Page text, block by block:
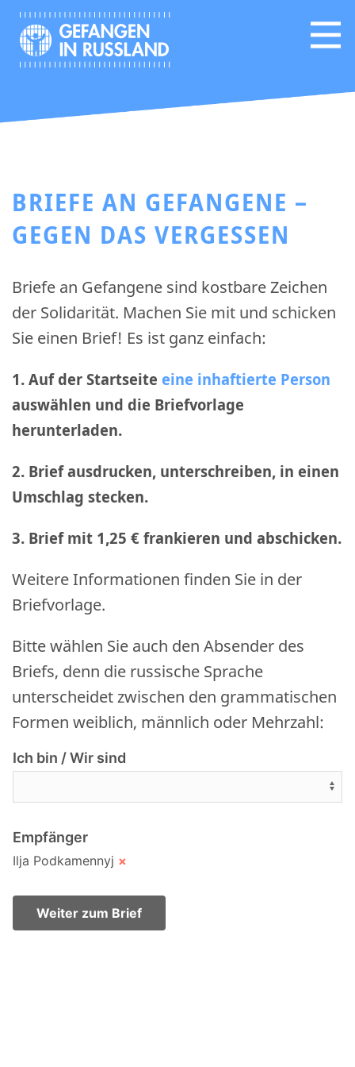
BRIEFE AN GEFANGENE –
GEGEN DAS VERGESSEN
Briefe an Gefangene sind kostbare Zeichen
der Solidarität. Machen Sie mit und schicken
Sie einen Brief! Es ist ganz einfach:
1. Auf der Startseite eine inhaftierte Person
auswählen und die Briefvorlage
herunterladen.
2. Brief ausdrucken, unterschreiben, in einen
Umschlag stecken.
3. Brief mit 1,25 € frankieren und abschicken.
Weitere Informationen finden Sie in der
Briefvorlage.
Bitte wählen Sie auch den Absender des
Briefs, denn die russische Sprache
unterscheidet zwischen den grammatischen
Formen weiblich, männlich oder Mehrzahl:
Ich bin / Wir sind
Empfänger
Ilja Podkamennyj ×
Weiter zum Brief